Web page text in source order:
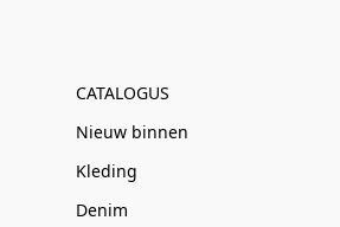
CATALOGUS
Nieuw binnen
Kleding
Denim